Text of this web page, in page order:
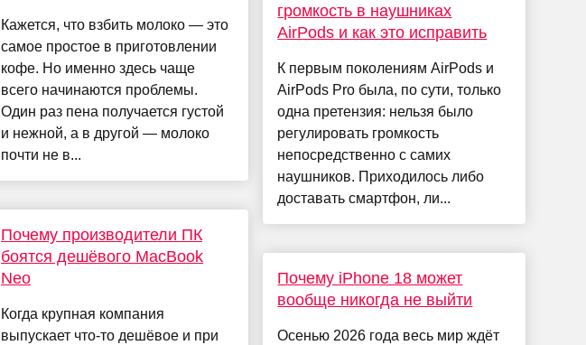
Кажется, что взбить молоко — это
самое простое в приготовлении
кофе. Но именно здесь чаще
всего начинаются проблемы.
Один раз пена получается густой
и нежной, а в другой — молоко
почти не в...
Почему производители ПК
боятся дешёвого MacBook
Neo
Когда крупная компания
выпускает что-то дешёвое и при
громкость в наушниках
AirPods и как это исправить
К первым поколениям AirPods и
AirPods Pro была, по сути, только
одна претензия: нельзя было
регулировать громкость
непосредственно с самих
наушников. Приходилось либо
доставать смартфон, ли...
Почему iPhone 18 может
вообще никогда не выйти
Осенью 2026 года весь мир ждёт